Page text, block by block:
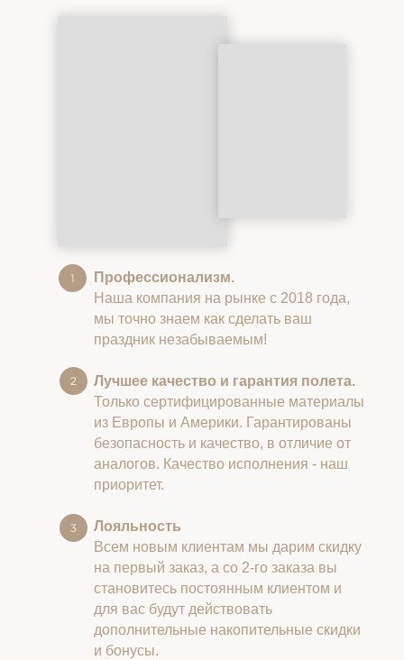
Профессионализм.
Наша компания на рынке с 2018 года,
мы точно знаем как сделать ваш
праздник незабываемым!
Лучшее качество и гарантия полета.
Только сертифицированные материалы
из Европы и Америки. Гарантированы
безопасность и качество, в отличие от
аналогов. Качество исполнения - наш
приоритет.
Лояльность
Всем новым клиентам мы дарим скидку
на первый заказ, а со 2-го заказа вы
становитесь постоянным клиентом и
для вас будут действовать
дополнительные накопительные скидки
и бонусы.